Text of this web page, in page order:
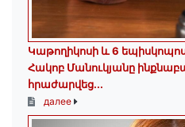
️Կաթողիկոսի և 6
Հակոբ Մանուկյանը
հրաժարվեց...
далее